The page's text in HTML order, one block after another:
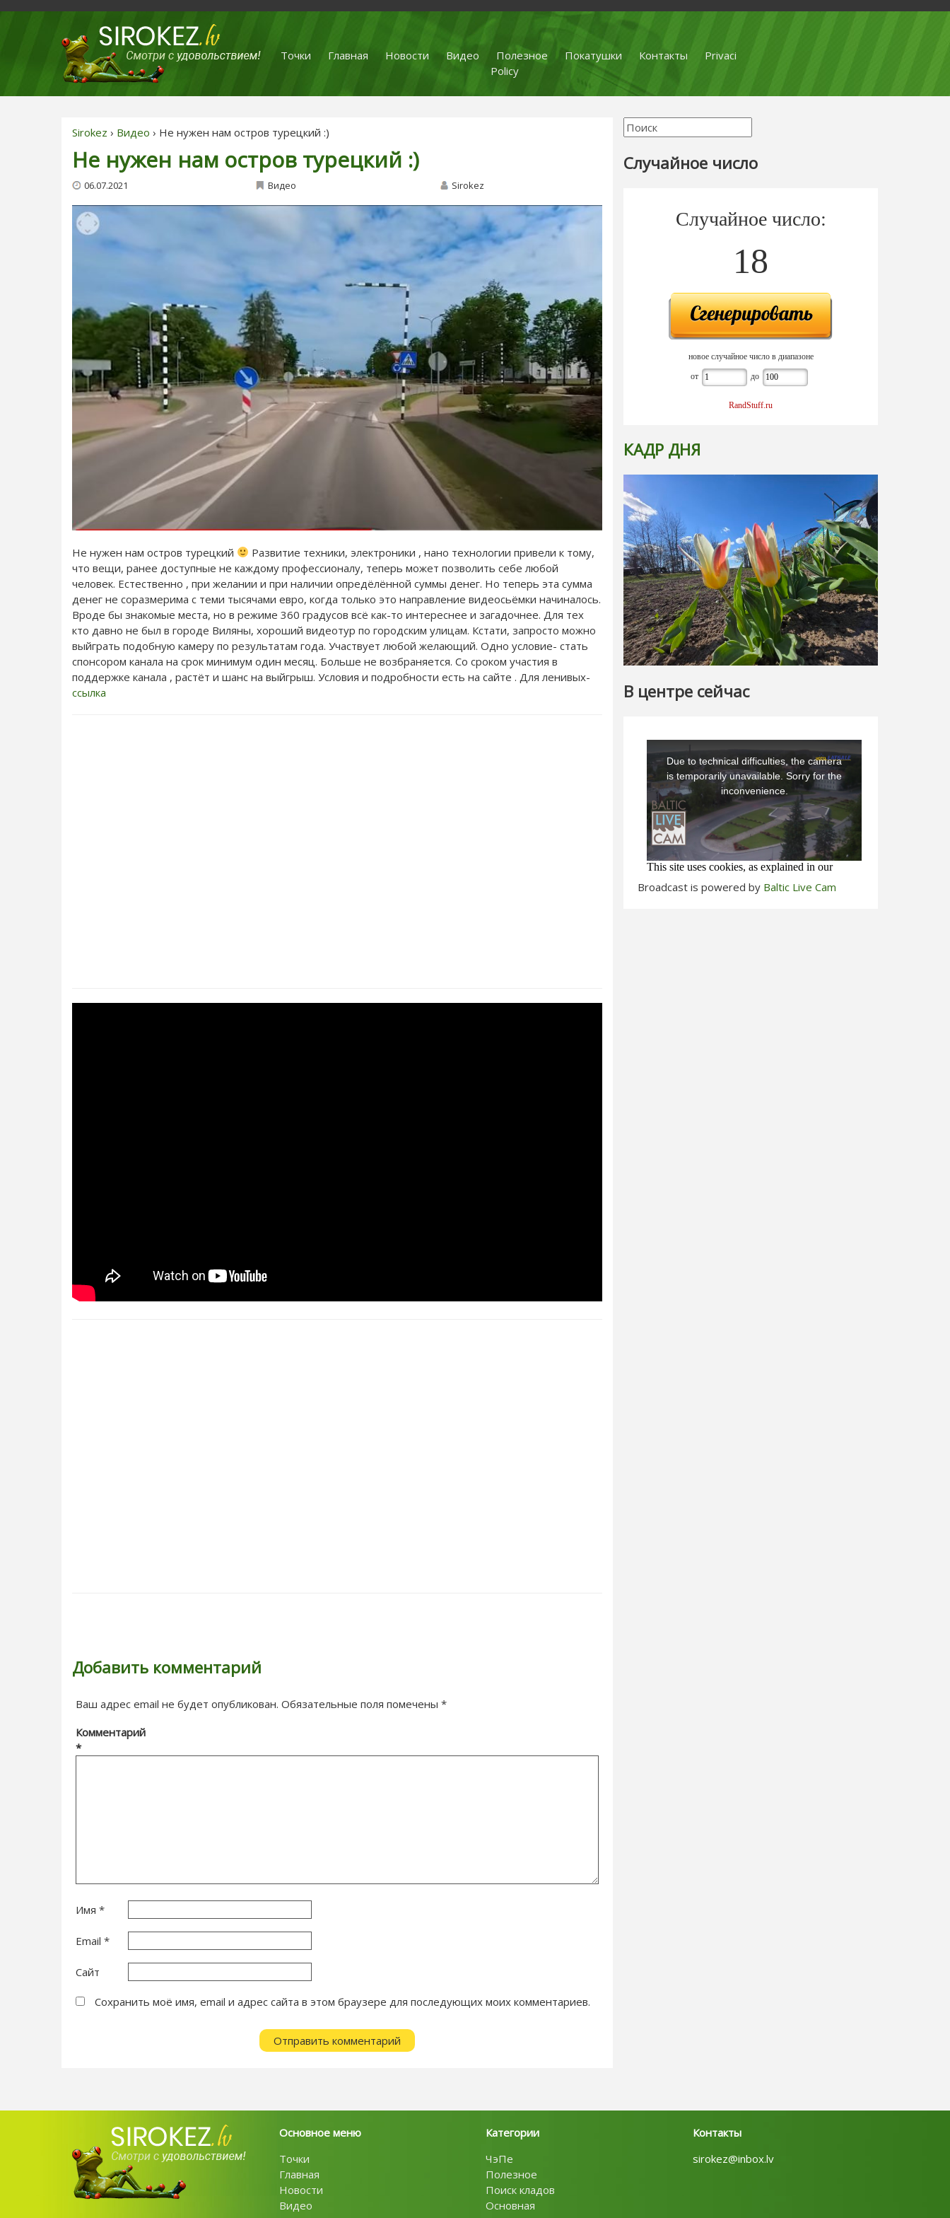
Точки Главная Новости Видео Полезное Покатушки Контакты
Privaci
Policy
Sirokez › Видео › Не нужен нам остров турецкий :)
Не нужен нам остров турецкий :)
06.07.2021 Видео Sirokez
Не нужен нам остров турецкий
Развитие техники, электроники , нано технологии привели к тому,
что вещи, ранее доступные не каждому профессионалу, теперь может позволить себе любой
человек. Естественно , при желании и при наличии опредёлённой суммы денег. Но теперь эта сумма
денег не соразмерима с теми тысячами евро, когда только это направление видеосьёмки начиналось.
Вроде бы знакомые места, но в режиме 360 градусов всё как-то интереснее и загадочнее. Для тех
кто давно не был в городе Виляны, хороший видеотур по городским улицам. Кстати, запросто можно
выйграть подобную камеру по результатам года. Участвует любой желающий. Одно условие- стать
спонсором канала на срок минимум один месяц. Больше не возбраняется. Со сроком участия в
поддержке канала , растёт и шанс на выйгрыш. Условия и подробности есть на сайте . Для ленивых-
ссылка
Добавить комментарий
Ваш адрес email не будет опубликован. Обязательные поля помечены *
Комментарий
*
Имя *
Email *
Сайт
Сохранить моё имя, email и адрес сайта в этом браузере для последующих моих комментариев.
Случайное число
Случайное число:
18
новое случайное число в диапазоне
от до
RandStuff.ru
КАДР ДНЯ
В центре сейчас
Broadcast is powered by Baltic Live Cam
Основное меню
Точки
Главная
Новости
Видео
Категории
ЧэПе
Полезное
Поиск кладов
Основная
Контакты
sirokez@inbox.lv